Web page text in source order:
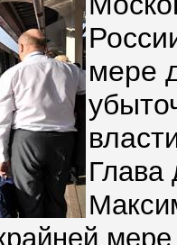
мере
Глава